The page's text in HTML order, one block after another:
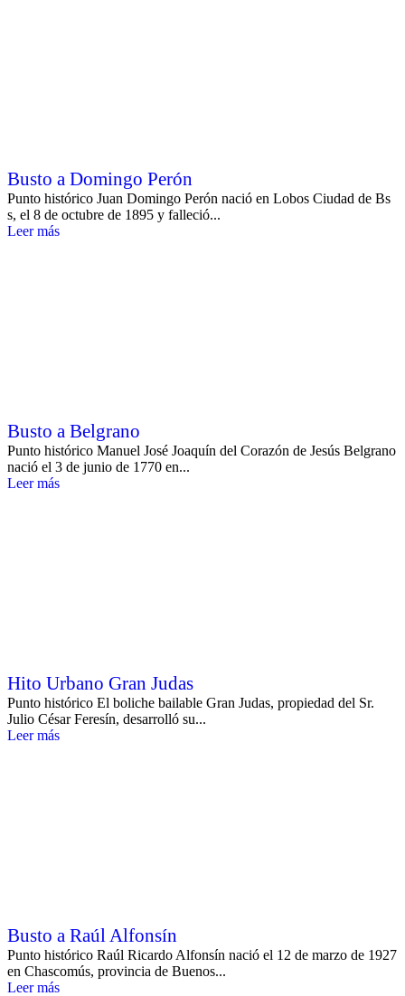
Busto a Domingo Perón
Punto histórico Juan Domingo Perón nació en Lobos Ciudad de Bs
s, el 8 de octubre de 1895 y falleció...
Leer más
Busto a Belgrano
Punto histórico Manuel José Joaquín del Corazón de Jesús Belgrano
nació el 3 de junio de 1770 en...
Leer más
Hito Urbano Gran Judas
Punto histórico El boliche bailable Gran Judas, propiedad del Sr.
Julio César Feresín, desarrolló su...
Leer más
Busto a Raúl Alfonsín
Punto histórico Raúl Ricardo Alfonsín nació el 12 de marzo de 1927
en Chascomús, provincia de Buenos...
Leer más